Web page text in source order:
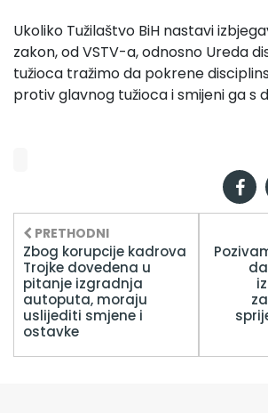
Ukoliko Tužilaštvo BiH nastavi
zakon, od VSTV-a, odnosno Ureda
tužioca tražimo da pokrene
protiv glavnog tužioca i smijeni ga s
PRETHODNI
Zbog korupcije kadrova
Trojke dovedena u
pitanje izgradnja
autoputa, moraju
uslijediti smjene i
ostavke